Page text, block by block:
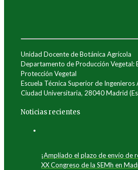
Unidad Docente de Botánica Agrícola
Departamento de Producción Vegetal:
Protección Vegetal
Escuela Técnica Superior de
Ciudad Universitaria, 28040 Madrid
Noticias recientes
¡Ampliado el plazo de envío de
XX Congreso de la SEMh en